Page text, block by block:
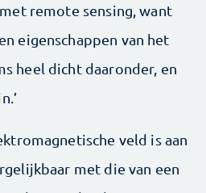
remote sensing, want
eigenschappen van het
heel dicht daaronder, en
veld is aan
met die van een